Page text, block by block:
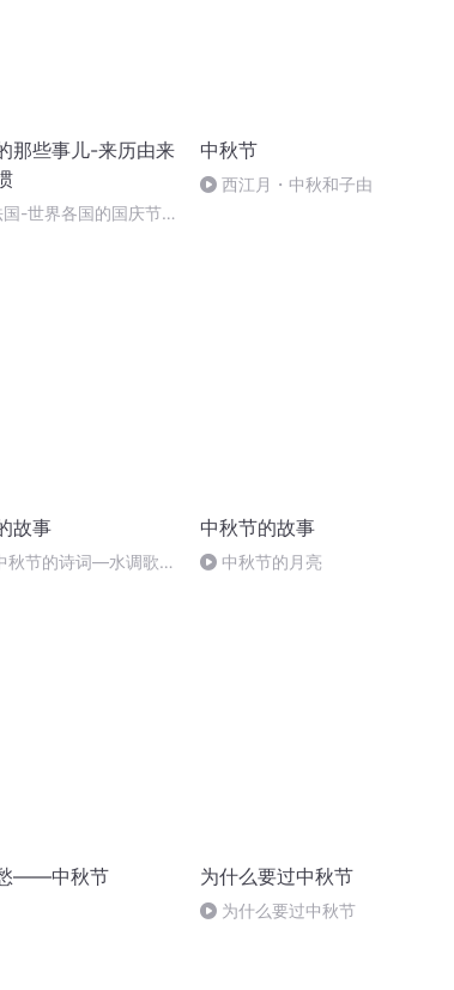
那些事儿-来历由来
-世界各国的国庆节-
中秋节
西江月・中秋和子由
故事
秋节的诗词―水调歌
中秋节的故事
中秋节的月亮
——中秋节 为什么要过中秋节
为什么要过中秋节